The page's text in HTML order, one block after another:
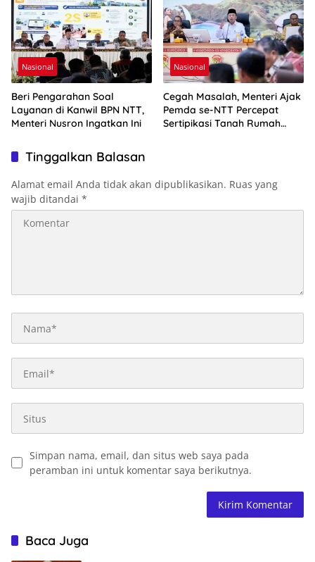
Nasional
Beri Pengarahan Soal
Layanan di Kanwil BPN NTT,
Menteri Nusron Ingatkan Ini
Nasional
Cegah Masalah, Menteri Ajak
Pemda se-NTT Percepat
Sertipikasi Tanah Rumah
Tinggalkan Balasan
Alamat email Anda tidak akan dipublikasikan. Ruas yang
wajib ditandai *
Simpan nama, email, dan situs web saya pada
peramban ini untuk komentar saya berikutnya.
Baca Juga